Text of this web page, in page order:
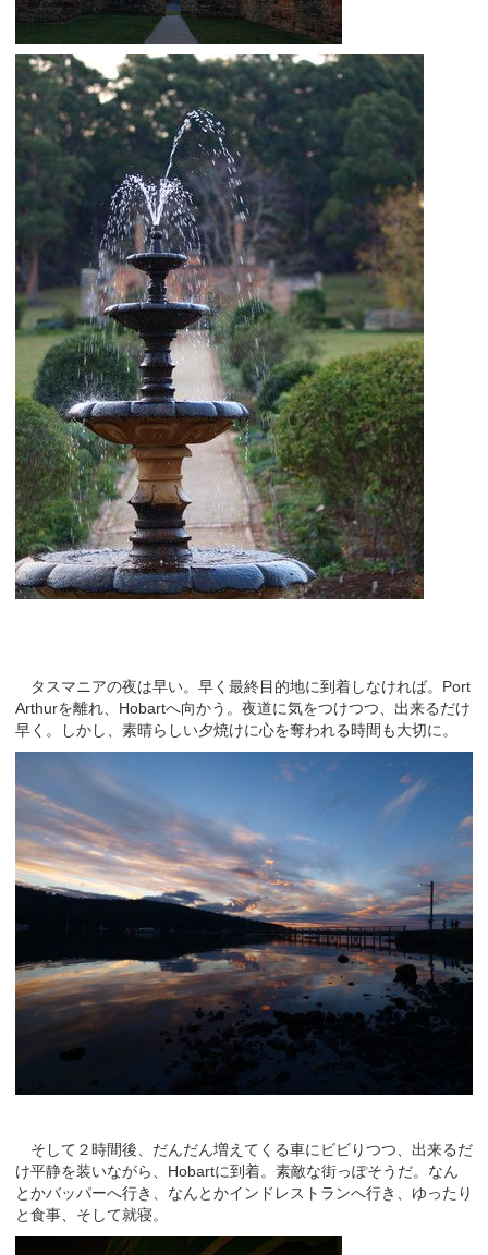
タスマニアの夜は早い。早く最終目的地に到着しなければ。Port
Arthurを離れ、Hobartへ向かう。夜道に気をつけつつ、出来るだけ
早く。しかし、素晴らしい夕焼けに心を奪われる時間も大切に。
そして２時間後、だんだん増えてくる車にビビりつつ、出来るだ
け平静を装いながら、Hobartに到着。素敵な街っぽそうだ。なん
とかバッパーへ行き、なんとかインドレストランへ行き、ゆったり
と食事、そして就寝。